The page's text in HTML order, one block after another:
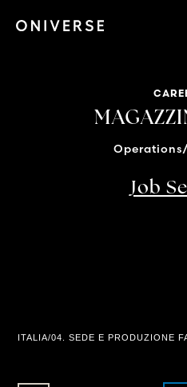
Job
ITALIA/04. SEDE E PRODUZIONE